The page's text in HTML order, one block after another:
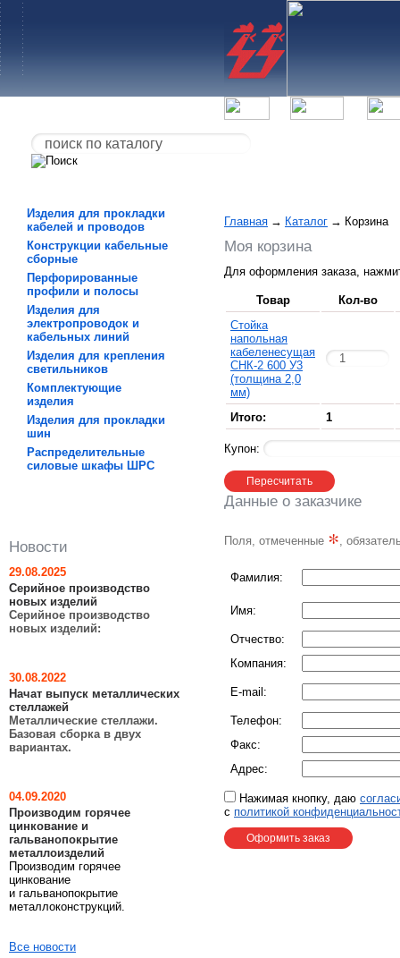
Изделия для прокладки
кабелей и проводов
Конструкции кабельные
сборные
Перфорированные
профили и полосы
Изделия для
электропроводок и
кабельных линий
Изделия для крепления
светильников
Комплектующие
изделия
Изделия для прокладки
шин
Распределительные
силовые шкафы ШРC
Новости
29.08.2025
Серийное производство
новых изделий
Серийное производство
новых изделий:
30.08.2022
Начат выпуск металлических
стеллажей
Металлические стеллажи.
Базовая сборка в двух
вариантах.
04.09.2020
Производим горячее
цинкование и
гальванопокрытие
металлоизделий
Производим горячее
цинкование
и гальванопокрытие
металлоконструкций.
Все новости
Главная → Каталог → Корзина
Моя корзина
Для оформления заказа,
Товар
Кол-во
Стойка
напольная
кабеленесущая
СНК-2 600 У3
(толщина 2,0
мм)
Итого:
1
Купон:
Данные о заказчике
Поля, отмеченные *,
Фамилия:
Имя:
Отчество:
Компания:
E-mail:
Телефон:
Факс:
Адрес:
Нажимая кнопку, даю
с политикой